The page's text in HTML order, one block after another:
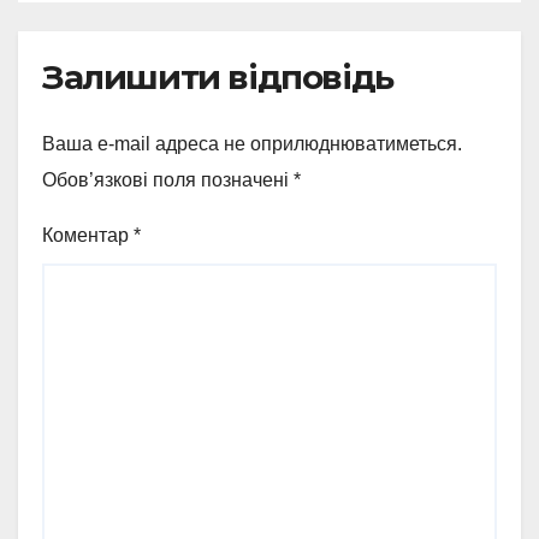
Залишити відповідь
Ваша e-mail адреса не оприлюднюватиметься.
Обов’язкові поля позначені *
Коментар *